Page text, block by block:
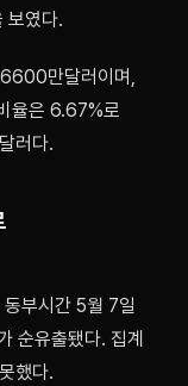
였다.
만달러이며,
율은 6.67%로
러다.
부시간 5월 7일
순유출됐다. 집계
했다.